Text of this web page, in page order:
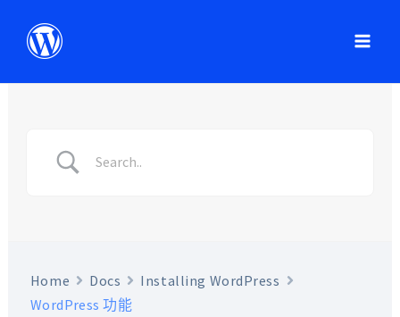
Home Docs
Installing WordPress
WordPress 功能